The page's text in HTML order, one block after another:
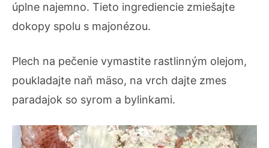
úplne najemno. Tieto ingrediencie zmiešajte
dokopy spolu s majonézou.
Plech na pečenie vymastite rastlinným olejom,
poukladajte naň mäso, na vrch dajte zmes
paradajok so syrom a bylinkami.